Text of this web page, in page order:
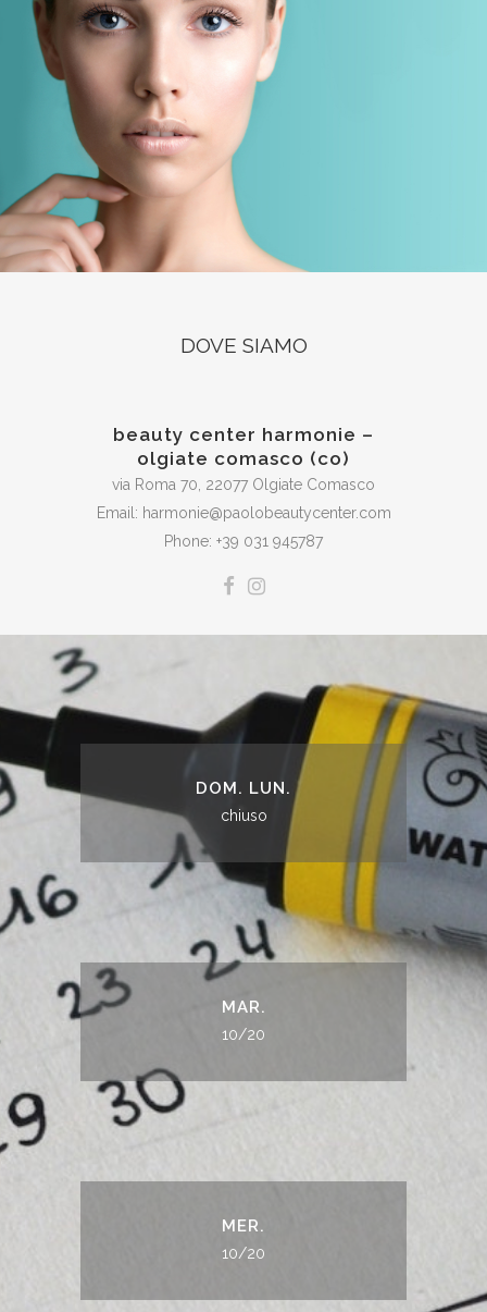
DOVE SIAMO
beauty center harmonie –
olgiate comasco (co)
via Roma 70, 22077 Olgiate Comasco
Email: harmonie@paolobeautycenter.com
Phone: +39 031 945787
DOM. LUN.
chiuso
MAR.
10/20
MER.
10/20